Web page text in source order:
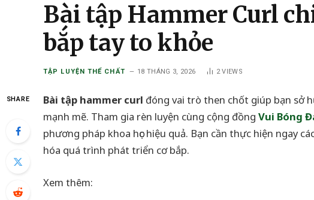
Bài tập Hammer Curl
bắp tay to khỏe
TẬP LUYỆN THỂ CHẤT 18 THÁNG 3, 2026 2VIEWS
SHARE Bài tập hammer curl đóng vai trò then chốt giúp bạn sở
mạnh mẽ. Tham gia rèn luyện cùng cộng đồng Vui Bóng
phương pháp khoa học hiệu quả. Bạn cần thực hiện ngay
hóa quá trình phát triển cơ bắp.
Xem thêm: